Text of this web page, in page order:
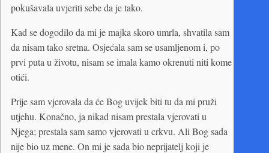
pokušavala uvjeriti sebe da je tako.
Kad se dogodilo da mi je majka skoro umrla, shvatila sam
da nisam tako sretna. Osjećala sam se usamljenom i, po
prvi puta u životu, nisam se imala kamo okrenuti niti kome
otići.
Prije sam vjerovala da će Bog uvijek biti tu da mi pruži
utjehu. Konačno, ja nikad nisam prestala vjerovati u
Njega; prestala sam samo vjerovati u crkvu. Ali Bog sada
nije bio uz mene. On mi je sada bio neprijatelj koji je